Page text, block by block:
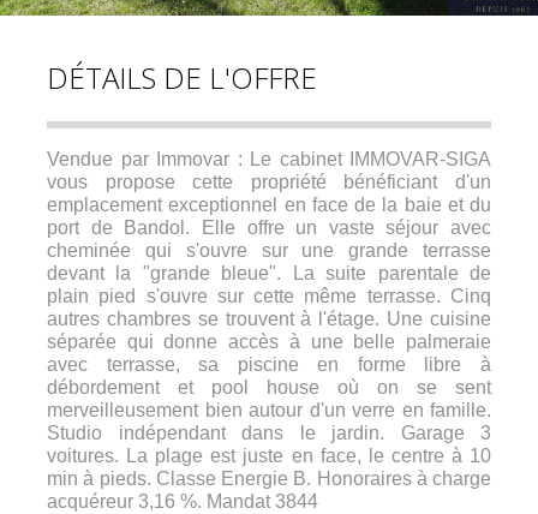
DÉTAILS DE L'OFFRE
Vendue par Immovar : Le cabinet IMMOVAR-SIGA
vous propose cette propriété bénéficiant d'un
emplacement exceptionnel en face de la baie et du
port de Bandol. Elle offre un vaste séjour avec
cheminée qui s'ouvre sur une grande terrasse
devant la "grande bleue". La suite parentale de
plain pied s'ouvre sur cette même terrasse. Cinq
autres chambres se trouvent à l'étage. Une cuisine
séparée qui donne accès à une belle palmeraie
avec terrasse, sa piscine en forme libre à
débordement et pool house où on se sent
merveilleusement bien autour d'un verre en famille.
Studio indépendant dans le jardin. Garage 3
voitures. La plage est juste en face, le centre à 10
min à pieds. Classe Energie B. Honoraires à charge
acquéreur 3,16 %. Mandat 3844